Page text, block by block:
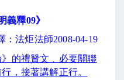
義釋09》
：法炬法師2008-04-19
的禮贊文﹑必要關聯
，接著講解正行。